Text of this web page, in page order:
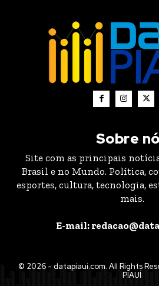
Sobre
Site com as principais
Brasil e no Mundo. Política,
esportes, cultura, tecnologia,
mais.
E-mail:
© 2026 - datapiaui.com. All Rights
PIAUÍ